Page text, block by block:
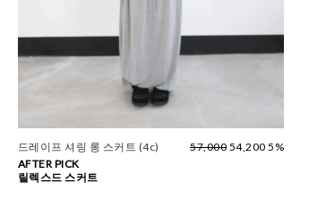
드레이프 셔링 롱 스커트 (4c) 57,000 54,200 5%
AFTER PICK
릴렉스드 스커트